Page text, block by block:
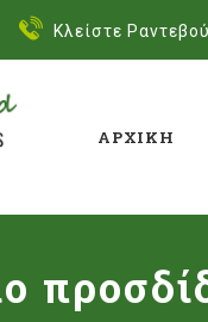
Κλείστε Ραντεβού
ΑΡΧΙΚΉ